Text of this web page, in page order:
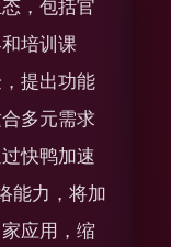
，包括官
培训课
提出功能
多元需求
快鸭加速
能力，将加
应用，缩